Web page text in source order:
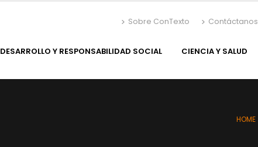
Sobre ConTexto Contáctanos
DESARROLLO Y RESPONSABILIDAD SOCIAL CIENCIA Y SALUD
HOME